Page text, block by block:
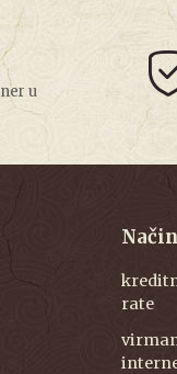
u
rate